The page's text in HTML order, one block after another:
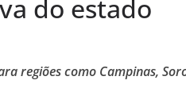
do estado
regiões como Campinas,